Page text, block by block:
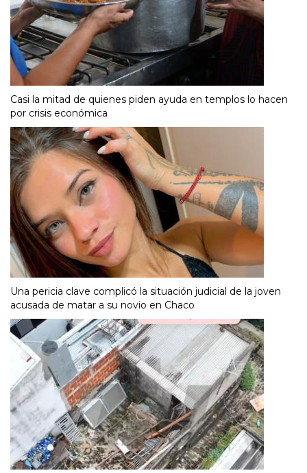
Casi la mitad de quienes piden ayuda en templos lo hacen
por crisis económica
Una pericia clave complicó la situación judicial de la joven
acusada de matar a su novio en Chaco